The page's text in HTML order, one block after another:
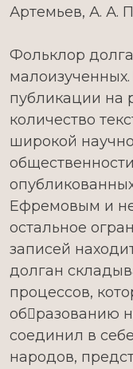
Артемьев, А. А.
Фольклор
публикации на
количество
широкой
Ефремовым и
остальное
записей
долган
процессов,
образованию
соединил в
народов,